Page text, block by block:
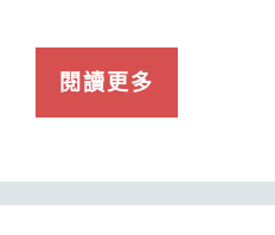
閱讀更多